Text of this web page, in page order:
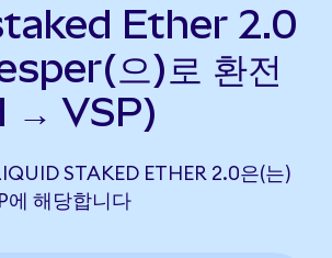
Ether 2.0
으)로 환전
→ VSP)
STAKED ETHER 2.0은(는)
에 해당합니다